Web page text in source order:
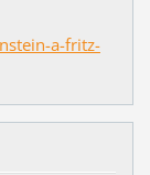
a-fritz-